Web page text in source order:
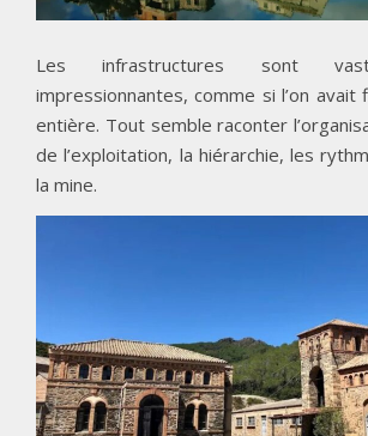
Les infrastructures sont
impressionnantes, comme si l’on avait
entière. Tout semble raconter
de l’exploitation, la hiérarchie, les
la mine.